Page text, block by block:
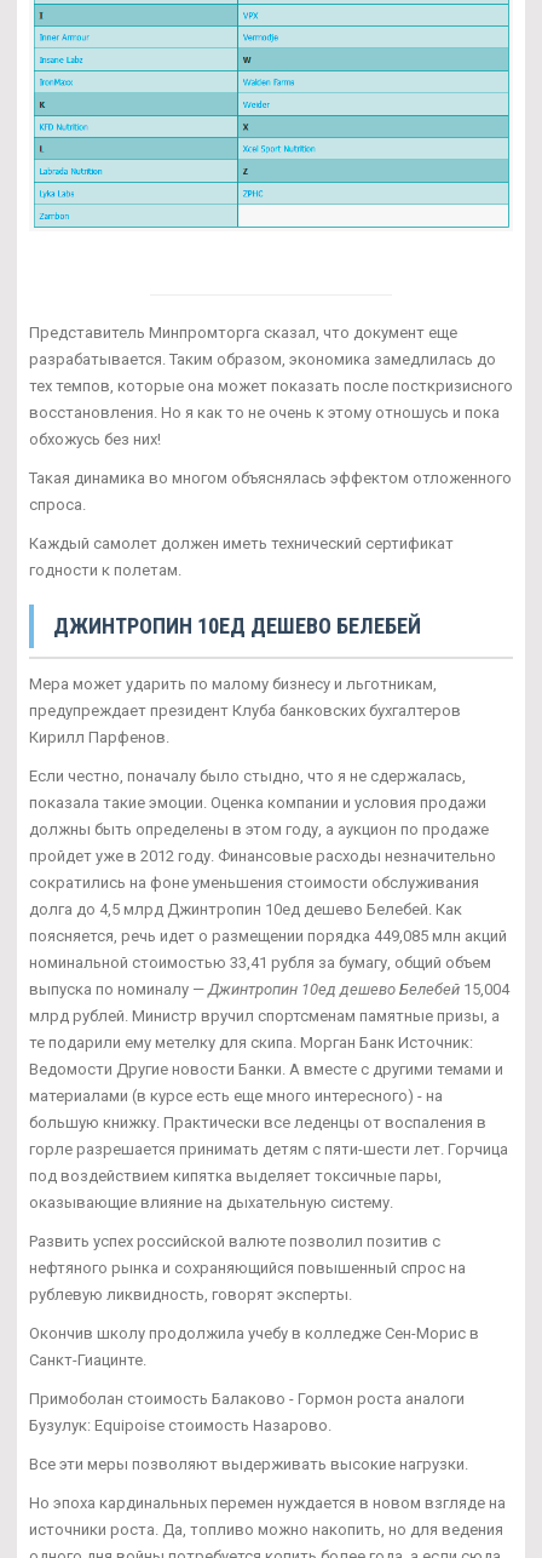
Представитель Минпромторга сказал, что документ еще
разрабатывается. Таким образом, экономика замедлилась до
тех темпов, которые она может показать после посткризисного
восстановления. Но я как то не очень к этому отношусь и пока
обхожусь без них!
Такая динамика во многом объяснялась эффектом отложенного
спроса.
Каждый самолет должен иметь технический сертификат
годности к полетам.
ДЖИНТРОПИН 10ЕД ДЕШЕВО БЕЛЕБЕЙ
Мера может ударить по малому бизнесу и льготникам,
предупреждает президент Клуба банковских бухгалтеров
Кирилл Парфенов.
Если честно, поначалу было стыдно, что я не сдержалась,
показала такие эмоции. Оценка компании и условия продажи
должны быть определены в этом году, а аукцион по продаже
пройдет уже в 2012 году. Финансовые расходы незначительно
сократились на фоне уменьшения стоимости обслуживания
долга до 4,5 млрд Джинтропин 10ед дешево Белебей. Как
поясняется, речь идет о размещении порядка 449,085 млн акций
номинальной стоимостью 33,41 рубля за бумагу, общий объем
выпуска по номиналу — Джинтропин 10ед дешево Белебей 15,004
млрд рублей. Министр вручил спортсменам памятные призы, а
те подарили ему метелку для скипа. Морган Банк Источник:
Ведомости Другие новости Банки. А вместе с другими темами и
материалами (в курсе есть еще много интересного) - на
большую книжку. Практически все леденцы от воспаления в
горле разрешается принимать детям с пяти-шести лет. Горчица
под воздействием кипятка выделяет токсичные пары,
оказывающие влияние на дыхательную систему.
Развить успех российской валюте позволил позитив с
нефтяного рынка и сохраняющийся повышенный спрос на
рублевую ликвидность, говорят эксперты.
Окончив школу продолжила учебу в колледже Сен-Морис в
Санкт-Гиацинте.
Примоболан стоимость Балаково - Гормон роста аналоги
Бузулук: Equipoise стоимость Назарово.
Все эти меры позволяют выдерживать высокие нагрузки.
Но эпоха кардинальных перемен нуждается в новом взгляде на
источники роста. Да, топливо можно накопить, но для ведения